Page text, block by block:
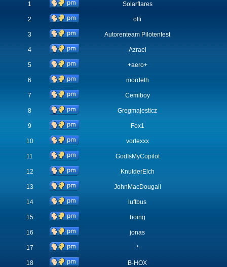
1 Solarflares
2 olli
3 Autorenteam Pilotentest
4 Azrael
5 +aero+
6 mordeth
7 Cemiboy
8 Gregmajesticz
9 Fox1
10 vortexxx
11 GodIsMyCopilot
12 KnutderElch
13 JohnMacDougall
14 luftbus
15 boing
16 jonas
17 *
18 B-HOX